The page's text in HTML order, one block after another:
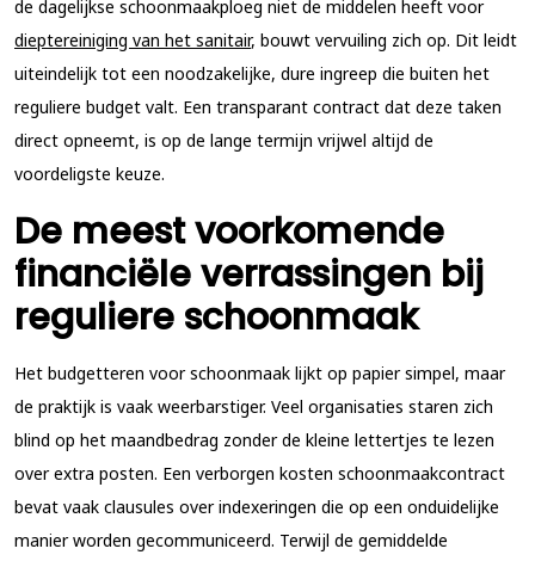
de dagelijkse schoonmaakploeg niet de middelen heeft voor
dieptereiniging van het sanitair, bouwt vervuiling zich op. Dit leidt
uiteindelijk tot een noodzakelijke, dure ingreep die buiten het
reguliere budget valt. Een transparant contract dat deze taken
direct opneemt, is op de lange termijn vrijwel altijd de
voordeligste keuze.
De meest voorkomende
financiële verrassingen bij
reguliere schoonmaak
Het budgetteren voor schoonmaak lijkt op papier simpel, maar
de praktijk is vaak weerbarstiger. Veel organisaties staren zich
blind op het maandbedrag zonder de kleine lettertjes te lezen
over extra posten. Een verborgen kosten schoonmaakcontract
bevat vaak clausules over indexeringen die op een onduidelijke
manier worden gecommuniceerd. Terwijl de gemiddelde